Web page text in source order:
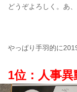
どうぞよろしく。あ
やっぱり手羽的に
1位：人事異